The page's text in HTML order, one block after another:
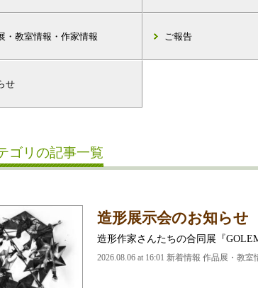
・教室情報・作家情報 ご報告
せ
ゴリの記事一覧
造形展示会のお知ら
造形作家さんたちの合同展『
2026.08.06 at 16:01 新着情報 作品展・教